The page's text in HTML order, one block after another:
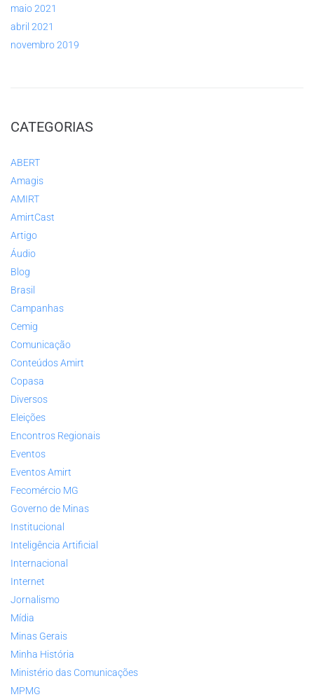
maio 2021
abril 2021
novembro 2019
CATEGORIAS
ABERT
Amagis
AMIRT
AmirtCast
Artigo
Áudio
Blog
Brasil
Campanhas
Cemig
Comunicação
Conteúdos Amirt
Copasa
Diversos
Eleições
Encontros Regionais
Eventos
Eventos Amirt
Fecomércio MG
Governo de Minas
Institucional
Inteligência Artificial
Internacional
Internet
Jornalismo
Mídia
Minas Gerais
Minha História
Ministério das Comunicações
MPMG